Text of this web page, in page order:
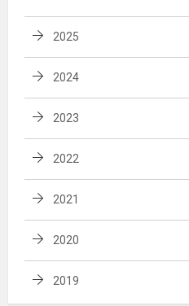
2025
2024
2023
2022
2021
2020
2019